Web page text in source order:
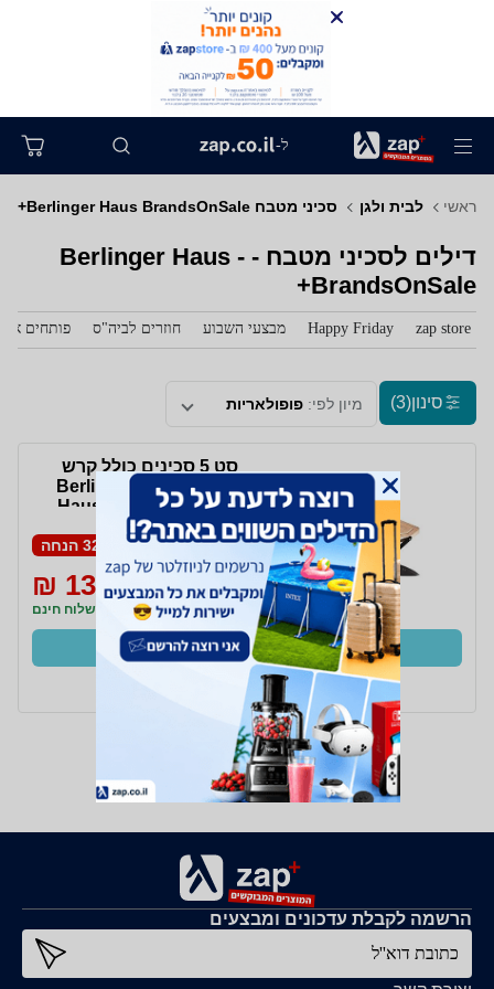
ל-
ראשי לבית ולגן סכיני מטבח Berlinger Haus BrandsOnSale+
דילים לסכיני מטבח - Berlinger Haus -
BrandsOnSale+
zap store
Happy Friday מבצעי השבוע חוזרים לביה"ס פותחים את
סינון(3) מיון לפי: פופולאריות
סט 5 סכינים כולל קרש
חיתוך איכותי Berlinger
Haus Black Rose BH-
2708
32% הנחה
200 ₪
135 ₪
משלוח חינם
קנו עכשיו
ב- BrandsOnSale+
הרשמה לקבלת עדכונים ומבצעים
כתובת דוא''ל